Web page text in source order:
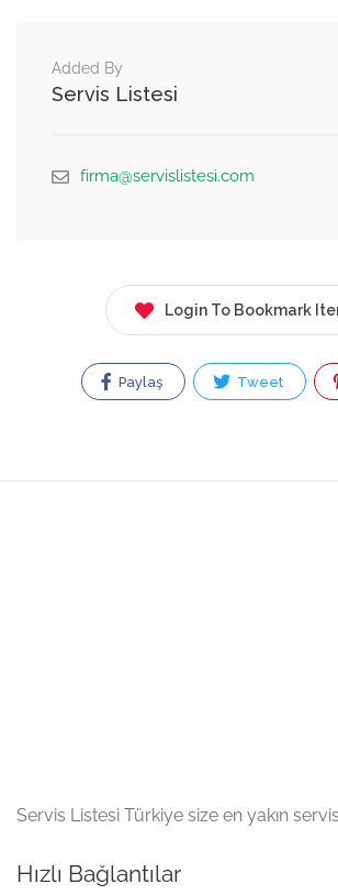
Added By
Servis Listesi
firma@servislistesi.com
Login To Bookmark
Paylaş Tweet
Servis Listesi Türkiye size en yakın
Hızlı Bağlantılar